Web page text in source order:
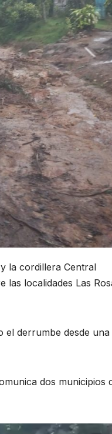
y la cordillera Central
localidades Las
el derrumbe desde una
dos municipios